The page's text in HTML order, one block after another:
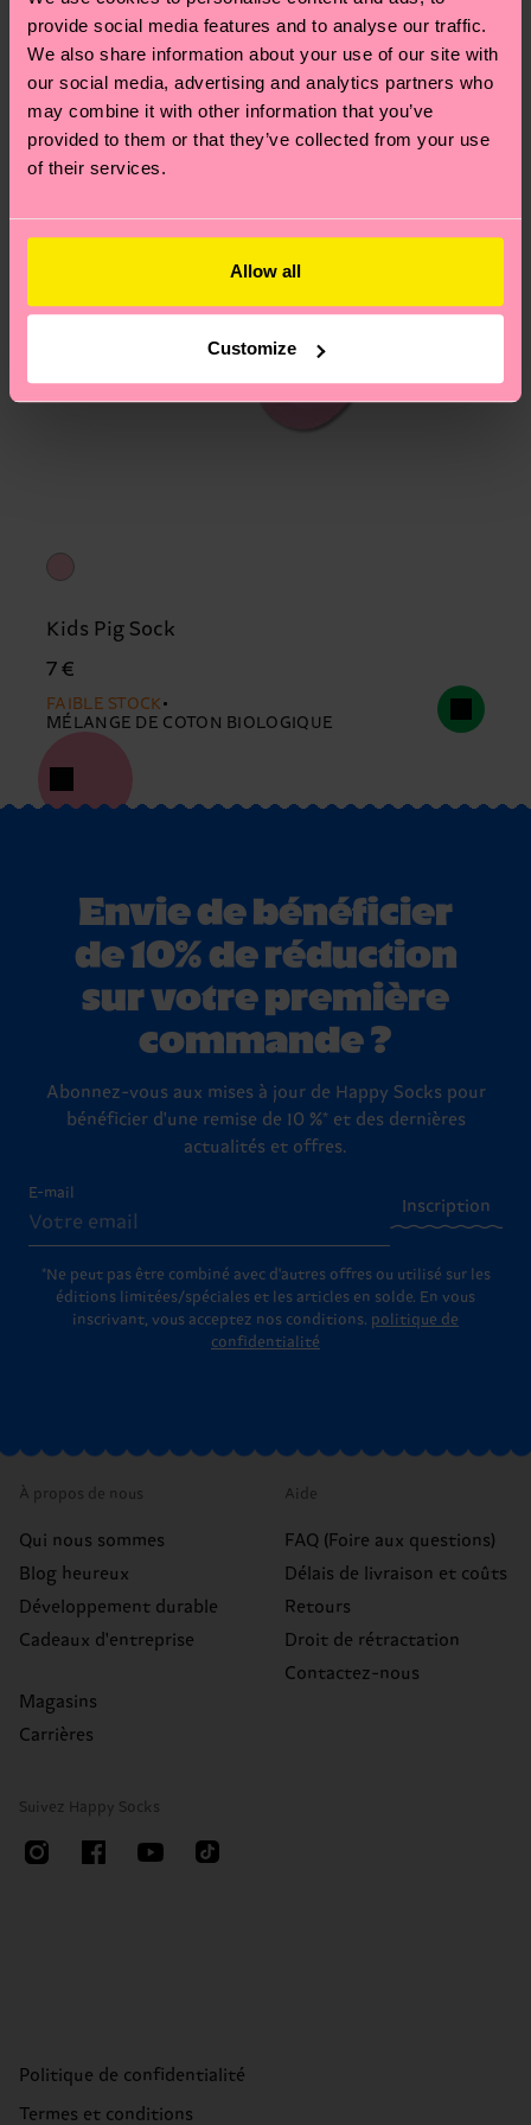
provide social media features and to analyse our traffic.
We also share information about your use of our site with
our social media, advertising and analytics partners who
may combine it with other information that you’ve
provided to them or that they’ve collected from your use
of their services.
Allow all
Customize
notre pageRetourpour trouver les réponses aux
questions les plus fréquemment posées.
Kids Pig Sock
7 €
FAIBLE STOCK
MÉLANGE DE COTON BIOLOGIQUE
Envie de bénéficier
de 10% de réduction
sur votre première
commande ?
Abonnez-vous aux mises à jour de Happy Socks pour
bénéficier d'une remise de 10 %* et des dernières
actualités et offres.
E-mail
Inscription
*Ne peut pas être combiné avec d'autres offres ou utilisé sur les
éditions limitées/spéciales et les articles en solde. En vous
inscrivant, vous acceptez nos conditions. politique de
confidentialité
À propos de nous
Qui nous sommes
Blog heureux
Développement durable
Cadeaux d'entreprise
Magasins
Carrières
Aide
FAQ (Foire aux questions)
Délais de livraison et coûts
Retours
Droit de rétractation
Contactez-nous
Suivez Happy Socks
Politique de confidentialité
Termes et conditions